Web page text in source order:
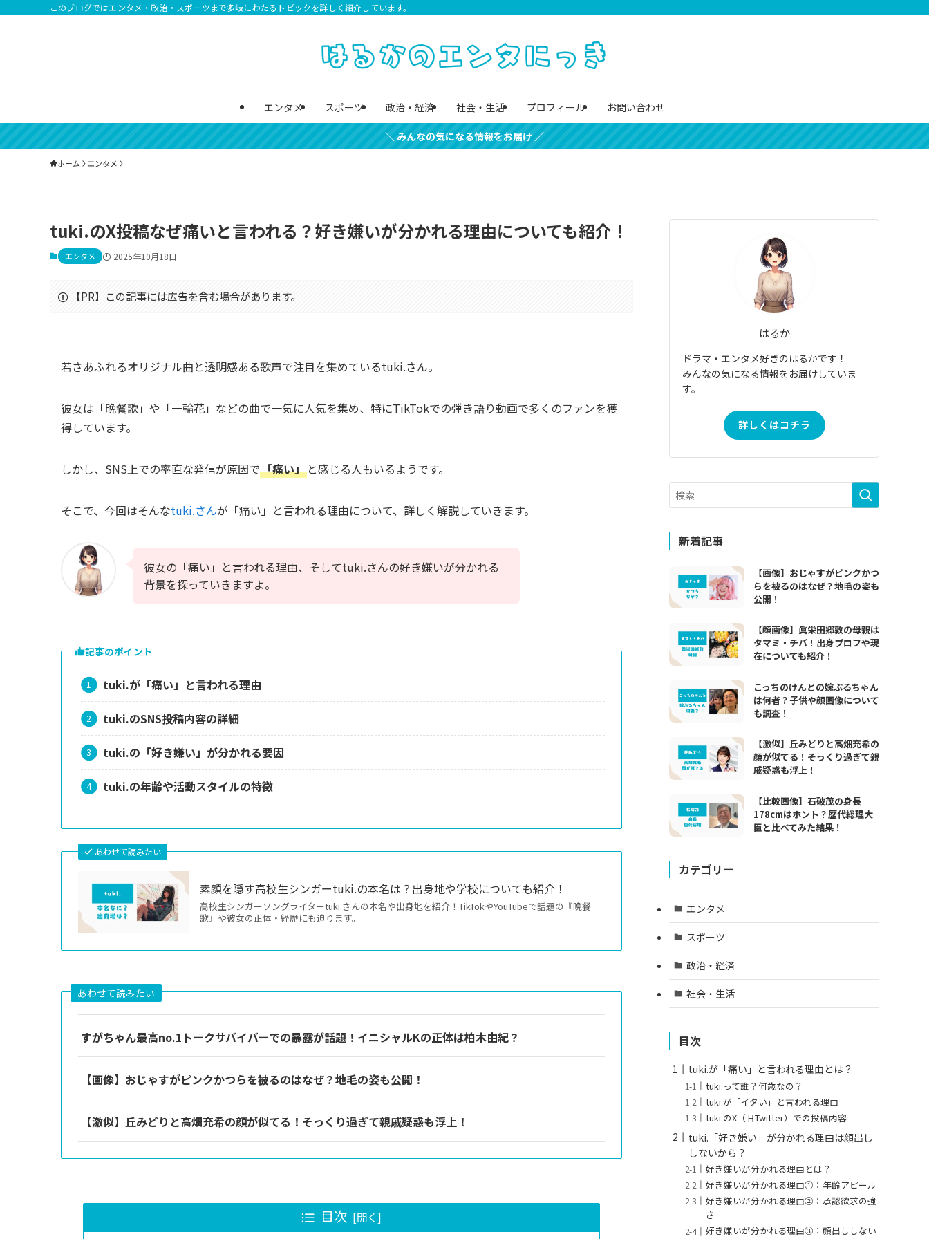
このブログではエンタメ・政治・スポーツまで多岐にわたるトピックを詳しく紹介しています。
エンタメ スポーツ 政治・経済 社会・生活 プロフィール お問い合わせ
＼ みんなの気になる情報をお届け ／
ホーム エンタメ
tuki.のX投稿なぜ痛いと言われる？好き嫌いが分かれる理由についても紹介！
エンタメ 2025年10月18日
【PR】この記事には広告を含む場合があります。
若さあふれるオリジナル曲と透明感ある歌声で注目を集めているtuki.さん。
彼女は「晩餐歌」や「一輪花」などの曲で一気に人気を集め、特にTikTokでの弾き語り動画で多くのファンを獲
得しています。
しかし、SNS上での率直な発信が原因で「痛い」 と感じる人もいるようです。
そこで、今回はそんなtuki.さんが「痛い」と言われる理由について、詳しく解説していきます。
彼女の「痛い」と言われる理由、そしてtuki.さんの好き嫌いが分かれる
背景を探っていきますよ。
記事のポイント
tuki.が「痛い」と言われる理由
tuki.のSNS投稿内容の詳細
tuki.の「好き嫌い」が分かれる要因
tuki.の年齢や活動スタイルの特徴
あわせて読みたい
素顔を隠す高校生シンガーtuki.の本名は？出身地や学校についても紹介！
高校生シンガーソングライターtuki.さんの本名や出身地を紹介！TikTokやYouTubeで話題の『晩餐
歌』や彼女の正体・経歴にも迫ります。
あわせて読みたい
すがちゃん最高no.1トークサバイバーでの暴露が話題！イニシャルKの正体は柏木由紀？
【画像】おじゃすがピンクかつらを被るのはなぜ？地毛の姿も公開！
【激似】丘みどりと高畑充希の顔が似てる！そっくり過ぎて親戚疑惑も浮上！
目次
はるか
ドラマ・エンタメ好きのはるかです！
みんなの気になる情報をお届けしていま
す。
詳しくはコチラ
新着記事
【画像】おじゃすがピンクかつ
らを被るのはなぜ？地毛の姿も
公開！
【顔画像】眞栄田郷敦の母親は
タマミ・チバ！出身プロフや現
在についても紹介！
こっちのけんとの嫁ぶるちゃん
は何者？子供や顔画像について
も調査！
【激似】丘みどりと高畑充希の
顔が似てる！そっくり過ぎて親
戚疑惑も浮上！
【比較画像】石破茂の身長
178cmはホント？歴代総理大
臣と比べてみた結果！
カテゴリー
エンタメ
スポーツ
政治・経済
社会・生活
目次
tuki.が「痛い」と言われる理由とは？
tuki.って誰？何歳なの？
tuki.が「イタい」と言われる理由
tuki.のX（旧Twitter）での投稿内容
tuki.「好き嫌い」が分かれる理由は顔出し
しないから？
好き嫌いが分かれる理由とは？
好き嫌いが分かれる理由①：年齢アピール
好き嫌いが分かれる理由②：承認欲求の強
さ
好き嫌いが分かれる理由③：顔出ししない